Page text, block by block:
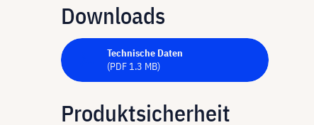
Downloads
Technische Daten
(PDF 1.3 MB)
Produktsicherheit